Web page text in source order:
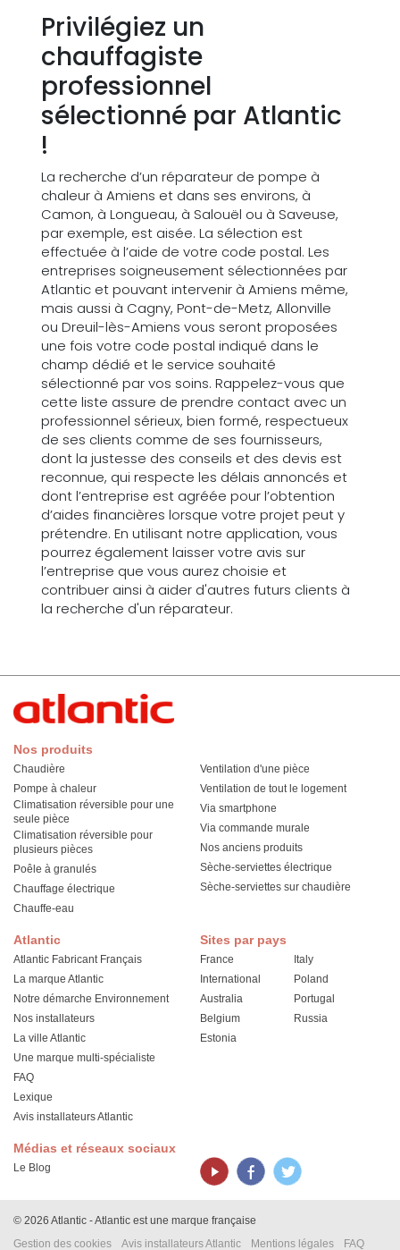
Privilégiez un
chauffagiste
professionnel
sélectionné par Atlantic
!
La recherche d’un réparateur de pompe à
chaleur à Amiens et dans ses environs, à
Camon, à Longueau, à Salouël ou à Saveuse,
par exemple, est aisée. La sélection est
effectuée à l’aide de votre code postal. Les
entreprises soigneusement sélectionnées par
Atlantic et pouvant intervenir à Amiens même,
mais aussi à Cagny, Pont-de-Metz, Allonville
ou Dreuil-lès-Amiens vous seront proposées
une fois votre code postal indiqué dans le
champ dédié et le service souhaité
sélectionné par vos soins. Rappelez-vous que
cette liste assure de prendre contact avec un
professionnel sérieux, bien formé, respectueux
de ses clients comme de ses fournisseurs,
dont la justesse des conseils et des devis est
reconnue, qui respecte les délais annoncés et
dont l’entreprise est agréée pour l’obtention
d’aides financières lorsque votre projet peut y
prétendre. En utilisant notre application, vous
pourrez également laisser votre avis sur
l’entreprise que vous aurez choisie et
contribuer ainsi à aider d'autres futurs clients à
la recherche d'un réparateur.
Atlantic
Atlantic Fabricant Français
La marque Atlantic
Notre démarche Environnement
Nos installateurs
La ville Atlantic
Une marque multi-spécialiste
FAQ
Lexique
Avis installateurs Atlantic
Nos produits
Chaudière
Pompe à chaleur
Climatisation réversible pour une
seule pièce
Climatisation réversible pour
plusieurs pièces
Poêle à granulés
Chauffage électrique
Chauffe-eau
Ventilation d'une pièce
Ventilation de tout le logement
Via smartphone
Via commande murale
Nos anciens produits
Sèche-serviettes électrique
Sèche-serviettes sur chaudière
Sites par pays
France
International
Australia
Belgium
Estonia
Italy
Poland
Portugal
Russia
Médias et réseaux sociaux
Le Blog
© 2026 Atlantic - Atlantic est une marque française
Gestion des cookies
Avis installateurs Atlantic Mentions légales FAQ